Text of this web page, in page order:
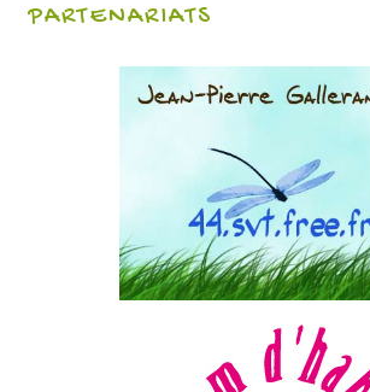
PARTENARIATS